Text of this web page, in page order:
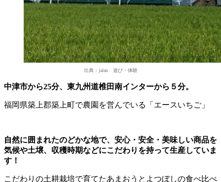
出典：jalan 遊び・体験
中津市から25分、東九州道椎田南インターから５分。
福岡県築上郡築上町で農園を営んでいる「エースいちご」
自然に囲まれたのどかな地で、安心・安全・美味しい商品を
気候や土壌、収穫時期などにこだわりを持って生産していま
す！
こだわりの土耕栽培で育てたあまおうとよつぼしの食べ比べ